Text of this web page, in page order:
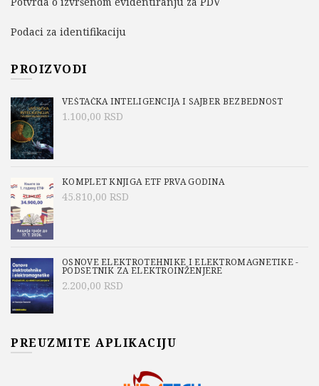
Podaci za identifikaciju
PROIZVODI
VEŠTAČKA INTELIGENCIJA I SAJBER BEZBEDNOST
1.100,00 RSD
KOMPLET KNJIGA ETF PRVA GODINA
45.810,00 RSD
OSNOVE ELEKTROTEHNIKE I ELEKTROMAGNETIKE -
PODSETNIK ZA ELEKTROINŽENJERE
2.200,00 RSD
PREUZMITE APLIKACIJU